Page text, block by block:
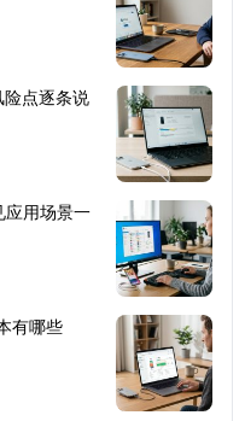
点逐条说
应用场景一
有哪些